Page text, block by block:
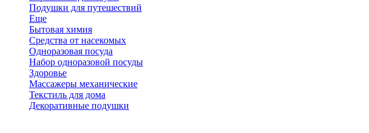
Подушки для путешествий
Еще
Бытовая химия
Средства от насекомых
Одноразовая посуда
Набор одноразовой посуды
Здоровье
Массажеры механические
Текстиль для дома
Декоративные подушки